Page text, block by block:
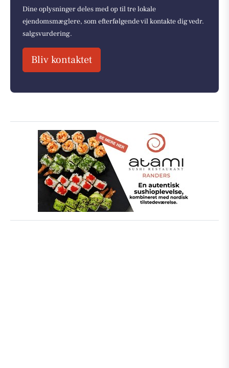
Dine oplysninger deles med op til tre lokale
ejendomsmæglere, som efterfølgende vil kontakte dig vedr.
salgsvurdering.
Bliv kontaktet